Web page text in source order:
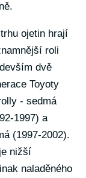
ojetin hrají
roli
dvě
Toyoty
- sedmá
1997) a
(1997-2002).
nižší
naladěného